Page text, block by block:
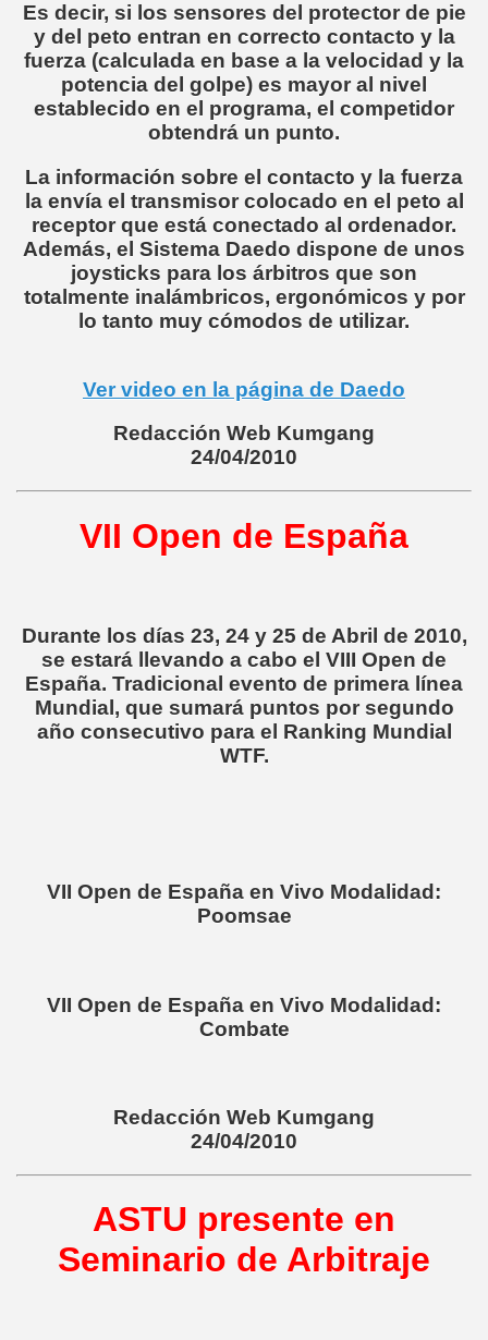
Es decir, si los sensores del protector de pie
y del peto entran en correcto contacto y la
fuerza (calculada en base a la velocidad y la
potencia del golpe) es mayor al nivel
establecido en el programa, el competidor
obtendrá un punto.
La información sobre el contacto y la fuerza
la envía el transmisor colocado en el peto al
receptor que está conectado al ordenador.
Además, el Sistema Daedo dispone de unos
joysticks para los árbitros que son
totalmente inalámbricos, ergonómicos y por
lo tanto muy cómodos de utilizar.
Ver video en la página de Daedo
Redacción Web Kumgang
24/04/2010
VII Open de España
Durante los días 23, 24 y 25 de Abril de 2010,
se estará llevando a cabo el VIII Open de
España. Tradicional evento de primera línea
Mundial, que sumará puntos por segundo
año consecutivo para el Ranking Mundial
WTF.
VII Open de España en Vivo Modalidad:
Poomsae
VII Open de España en Vivo Modalidad:
Combate
Redacción Web Kumgang
24/04/2010
ASTU presente en
Seminario de Arbitraje